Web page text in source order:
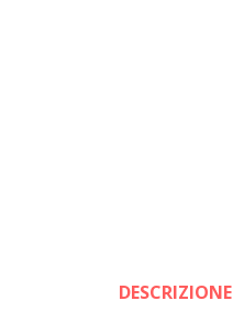
DESCRIZIONE